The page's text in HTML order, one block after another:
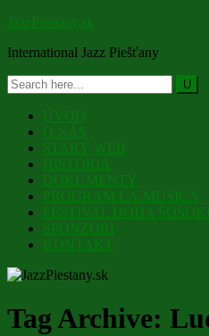
JazzPiestany.sk
International Jazz Piešťany
ÚVOD
O NÁS
STARÝ WEB
HISTÓRIA
DOKUMENTY
PROGRAM LA-MUSICA
FESTIVAL DODA
SPONZORI
KONTAKT
Tag Archive: